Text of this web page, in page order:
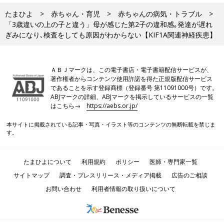
たまひよ 赤ちゃん・育児
赤ちゃんの病気・トラブル
「3歳違いの上の子と違う」母が感じた第2子の違和感｡発達が遅れ
ぎみになり､検査をしても原因がわからない【KIF1A関連神経疾患】
ＡＢＪマークは、この電子書店・電子書籍配信サービスが、
著作権者からコンテンツ使用許諾を得た正規版配信サービス
であることを示す登録商標（登録番号 第11091000号）です。
ABJマークの詳細、ABJマークを掲示しているサービスの一覧
はこちら→https://aebs.or.jp/
本サイトに掲載されている記事・写真・イラスト等のコンテンツの無断転載を禁じま
す。
たまひよについて 利用規約 ポリシー
医師・専門家一覧
サイトマップ
調査・プレスリリース・メディア掲載
広告のご相談
お問い合わせ
利用者情報の取り扱いについて